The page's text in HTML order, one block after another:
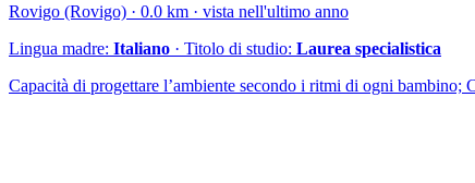
Rovigo (Rovigo) · 0.0 km · vista nell'ultimo anno
Lingua madre: Italiano · Titolo di studio: Laurea specialistica
Capacità di progettare l’ambiente secondo i ritmi di ogni